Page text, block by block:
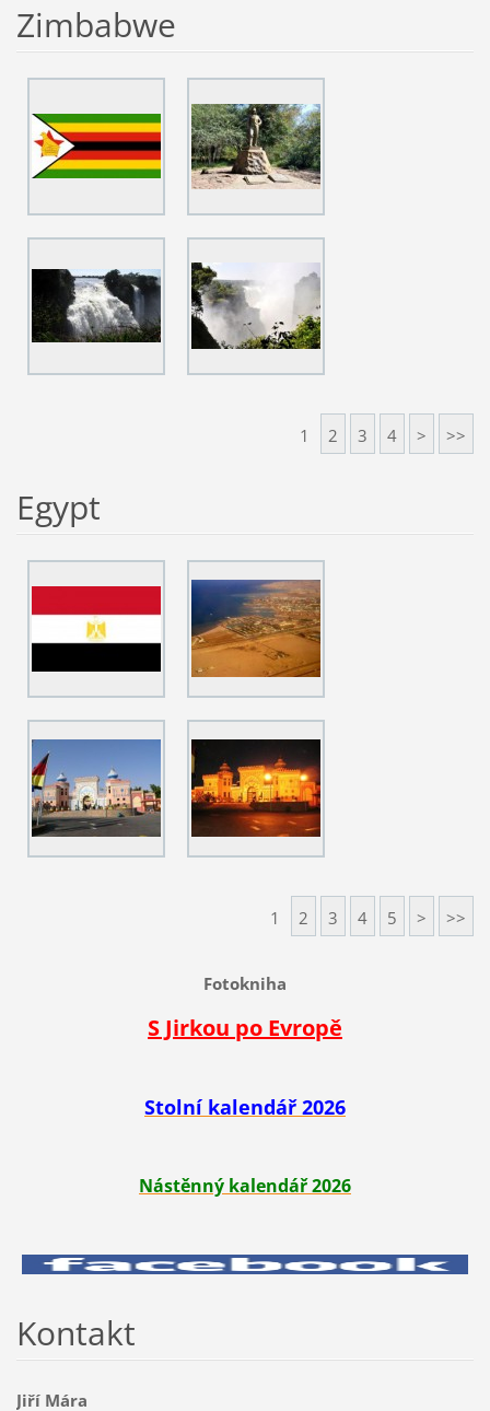
Zimbabwe
1 2 3 4 > >>
Egypt
1 2 3 4 5 > >>
Fotokniha
S Jirkou po Evropě
Stolní kalendář 2026
Nástěnný kalendář 2026
Kontakt
Jiří Mára